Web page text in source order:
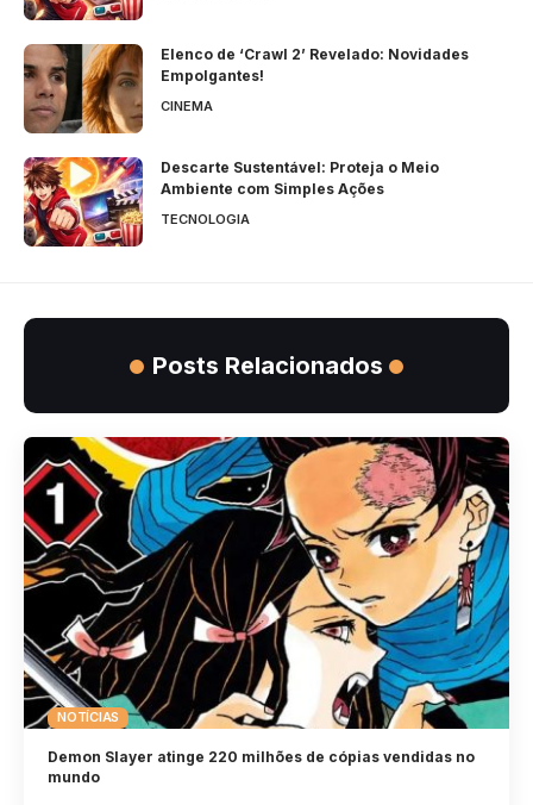
Elenco de ‘Crawl 2’ Revelado: Novidades
Empolgantes!
CINEMA
Descarte Sustentável: Proteja o Meio
Ambiente com Simples Ações
TECNOLOGIA
Posts Relacionados
NOTÍCIAS
Demon Slayer atinge 220 milhões de cópias vendidas no
mundo